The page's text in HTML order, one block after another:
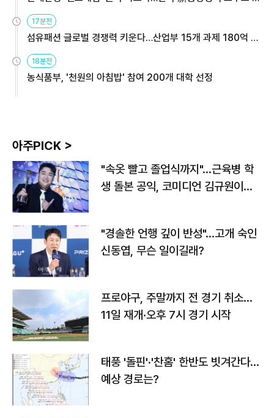
용해야
17분전
섬유패션 글로벌 경쟁력 키운다…산업부 15개 과제 180억 지
원
18분전
농식품부, '천원의 아침밥' 참여 200개 대학 선정
아주PICK >
"속옷 빨고 졸업식까지"…근육병 학
생 돌본 공익, 코미디언 김규원이었
"경솔한 언행 깊이 반성"…고개 숙인
신동엽, 무슨 일이길래?
프로야구, 주말까지 전 경기 취소…
11일 재개·오후 7시 경기 시작
태풍 '돌핀'·'찬홈' 한반도 빗겨간다…
예상 경로는?